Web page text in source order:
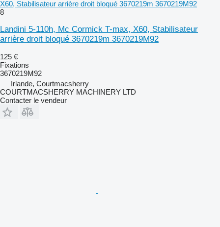
X60, Stabilisateur arrière droit bloqué 3670219m 3670219M92
8
Landini 5-110h, Mc Cormick T-max, X60, Stabilisateur
arrière droit bloqué 3670219m 3670219M92
125 €
Fixations
3670219M92
Irlande, Courtmacsherry
COURTMACSHERRY MACHINERY LTD
Contacter le vendeur